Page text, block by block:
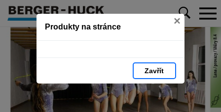
Produkty na stránce ×
Zavřít